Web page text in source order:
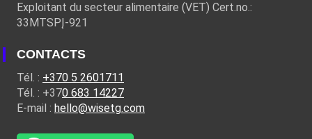
Exploitant du secteur alimentaire (VET) Cert.no.:
33MTSPĮ-921
CONTACTS
Tél. : +370 5 2601711
Tél. : +370 683 14227
E-mail : hello@wisetg.com